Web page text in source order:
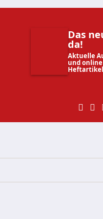
Das
da!
Aktuelle
und